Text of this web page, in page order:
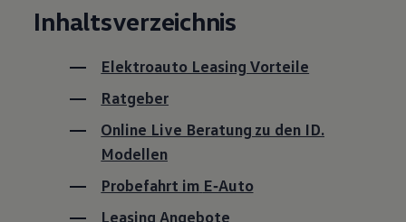
Inhaltsverzeichnis
Elektroauto Leasing Vorteile
Ratgeber
Online Live Beratung zu den ID.
Modellen
Probefahrt im E‑Auto
Leasing Angebote